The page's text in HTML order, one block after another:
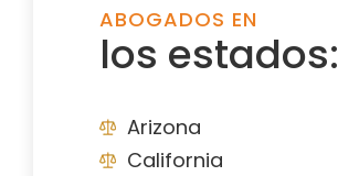
ABOGADOS EN
los estados:
Arizona
California